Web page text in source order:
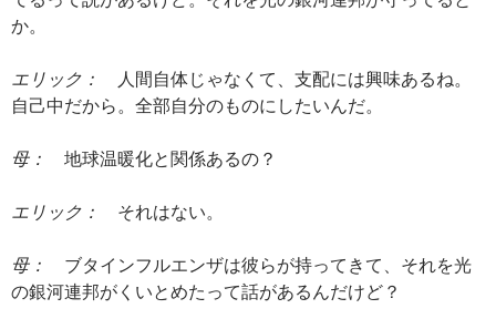
か。
エリック：
人間自体じゃなくて、支配には興味あるね。
自己中だから。全部自分のものにしたいんだ。
母： 地球温暖化と関係あるの？
エリック： それはない。
母： ブタインフルエンザは彼らが持ってきて、それを光
の銀河連邦がくいとめたって話があるんだけど？